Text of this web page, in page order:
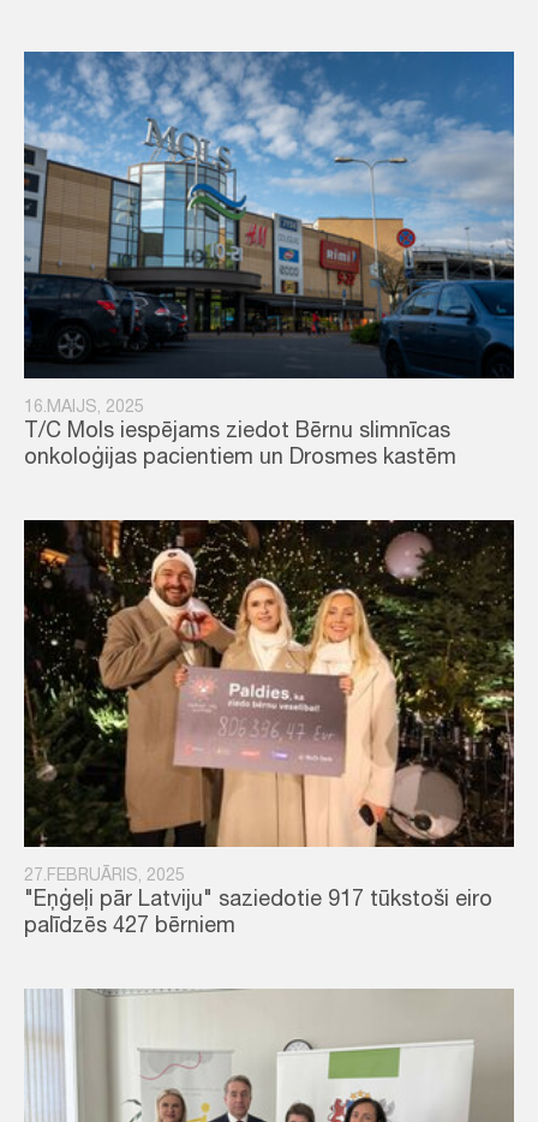
16.MAIJS, 2025
T/C Mols iespējams ziedot Bērnu slimnīcas
onkoloģijas pacientiem un Drosmes kastēm
27.FEBRUĀRIS, 2025
"Eņģeļi pār Latviju" saziedotie 917 tūkstoši eiro
palīdzēs 427 bērniem